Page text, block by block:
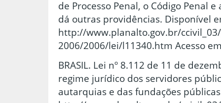
de Processo Penal, o Código Penal
dá outras providências. Disponível
http://www.planalto.gov.br/
2006/2006/lei/l11340.htm Acesso
BRASIL. Lei nº 8.112 de 11 de
regime jurídico dos servidores
autarquias e das fundações